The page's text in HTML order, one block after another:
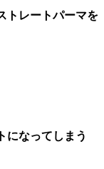
トレートパーマを
になってしまう